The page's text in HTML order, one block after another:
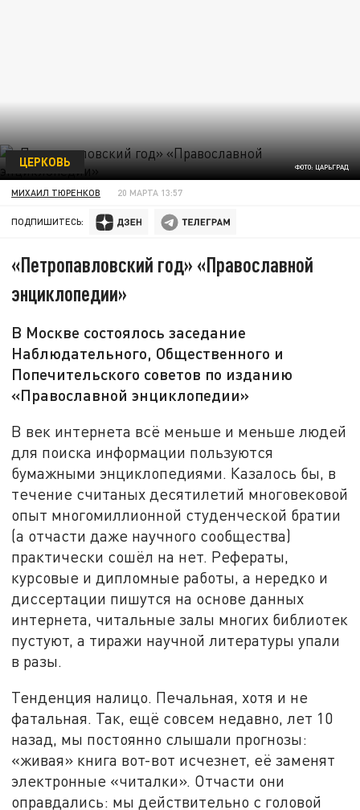
ФОТО: ЦАРЬГРАД
ЦЕРКОВЬ
МИХАИЛ ТЮРЕНКОВ 20 МАРТА 13:57
ПОДПИШИТЕСЬ:
«Петропавловский год» «Православной
энциклопедии»
В Москве состоялось заседание
Наблюдательного, Общественного и
Попечительского советов по изданию
«Православной энциклопедии»
В век интернета всё меньше и меньше людей
для поиска информации пользуются
бумажными энциклопедиями. Казалось бы, в
течение считаных десятилетий многовековой
опыт многомиллионной студенческой братии
(а отчасти даже научного сообщества)
практически сошёл на нет. Рефераты,
курсовые и дипломные работы, а нередко и
диссертации пишутся на основе данных
интернета, читальные залы многих библиотек
пустуют, а тиражи научной литературы упали
в разы.
Тенденция налицо. Печальная, хотя и не
фатальная. Так, ещё совсем недавно, лет 10
назад, мы постоянно слышали прогнозы:
«живая» книга вот-вот исчезнет, её заменят
электронные «читалки». Отчасти они
оправдались: мы действительно с головой